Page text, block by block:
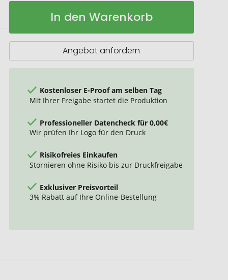
Blackmaxx®
Ausweistasche
Auf
In den Warenkorb
Angebot anfordern
Kostenloser E-Proof am selben Tag
Mit Ihrer Freigabe startet die Produktion
Professioneller Datencheck für 0,00€
Wir prüfen Ihr Logo für den Druck
Risikofreies Einkaufen
Stornieren ohne Risiko bis zur Druckfreigabe
Exklusiver Preisvorteil
3% Rabatt auf Ihre Online-Bestellung